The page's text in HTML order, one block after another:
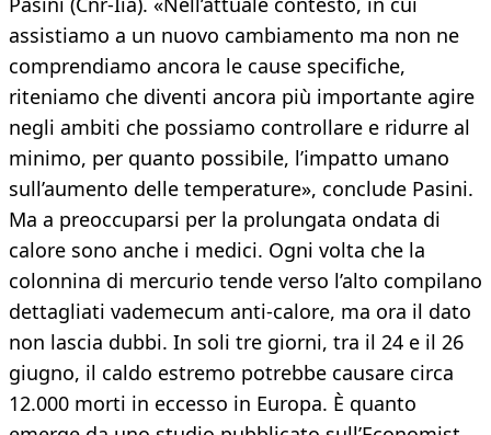
assistiamo a un nuovo cambiamento ma non ne
comprendiamo ancora le cause specifiche,
riteniamo che diventi ancora più importante agire
negli ambiti che possiamo controllare e ridurre al
minimo, per quanto possibile, l’impatto umano
sull’aumento delle temperature», conclude Pasini.
Ma a preoccuparsi per la prolungata ondata di
calore sono anche i medici. Ogni volta che la
colonnina di mercurio tende verso l’alto compilano
dettagliati vademecum anti-calore, ma ora il dato
non lascia dubbi. In soli tre giorni, tra il 24 e il 26
giugno, il caldo estremo potrebbe causare circa
12.000 morti in eccesso in Europa. È quanto